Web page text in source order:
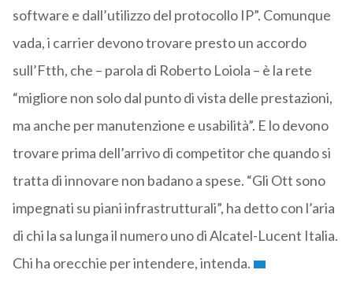
software e dall’utilizzo del protocollo IP”. Comunque
vada, i carrier devono trovare presto un accordo
sull’Ftth, che – parola di Roberto Loiola – è la rete
“migliore non solo dal punto di vista delle prestazioni,
ma anche per manutenzione e usabilità”. E lo devono
trovare prima dell’arrivo di competitor che quando si
tratta di innovare non badano a spese. “Gli Ott sono
impegnati su piani infrastrutturali”, ha detto con l’aria
di chi la sa lunga il numero uno di Alcatel-Lucent Italia.
Chi ha orecchie per intendere, intenda.